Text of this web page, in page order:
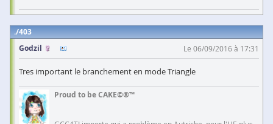
403
Godzil
Le 06/09/2016 à 17:31
Tres important le branchement en mode Triangle
Proud to be CAKE©®™